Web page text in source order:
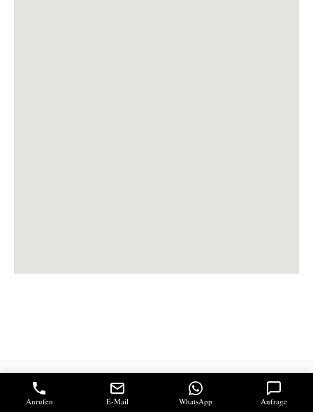
Sitemap:
Anrufen E-Mail WhatsApp Anfrage